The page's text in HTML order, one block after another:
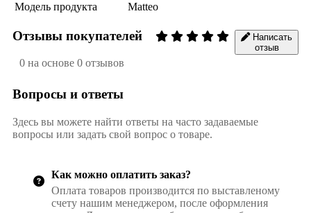
Модель продукта
Matteo
Отзывы покупателей
0 на основе 0 отзывов
Написать
отзыв
Вопросы и ответы
Здесь вы можете найти ответы на часто задаваемые
вопросы или задать свой вопрос о товаре.
Как можно оплатить заказ?
Оплата товаров производится по выставленому
счету нашим менеджером, после оформления